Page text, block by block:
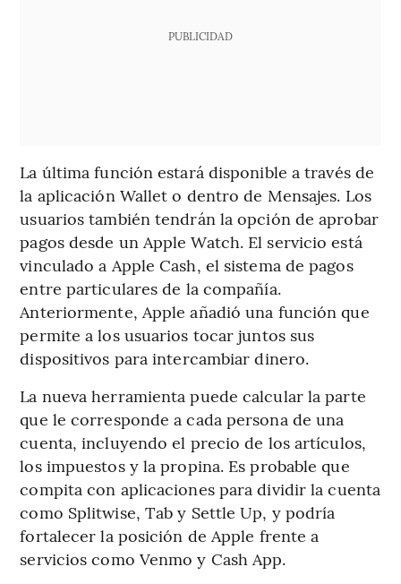
PUBLICIDAD
La última función estará disponible a través de
la aplicación Wallet o dentro de Mensajes. Los
usuarios también tendrán la opción de aprobar
pagos desde un Apple Watch. El servicio está
vinculado a Apple Cash, el sistema de pagos
entre particulares de la compañía.
Anteriormente, Apple añadió una función que
permite a los usuarios tocar juntos sus
dispositivos para intercambiar dinero.
La nueva herramienta puede calcular la parte
que le corresponde a cada persona de una
cuenta, incluyendo el precio de los artículos,
los impuestos y la propina. Es probable que
compita con aplicaciones para dividir la cuenta
como Splitwise, Tab y Settle Up, y podría
fortalecer la posición de Apple frente a
servicios como Venmo y Cash App.